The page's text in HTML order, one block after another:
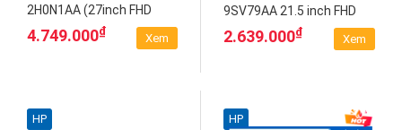
2H0N1AA (27inch FHD
1920 x 1080 I IPS I 75hz)
4.749.000₫
Xem
9SV79AA 21.5 inch FHD
TN
2.639.000₫
Xem
HP HP